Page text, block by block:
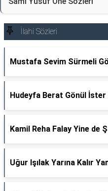
İlahi Sözleri
Mustafa Sevim Sürmeli
Hudeyfa Berat Gönül
Kamil Reha Falay Yine de
Uğur Işılak Yarına Kalır